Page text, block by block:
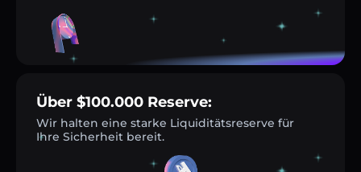
Über $100.000 Reserve:
Wir halten eine starke Liquiditätsreserve für
Ihre Sicherheit bereit.